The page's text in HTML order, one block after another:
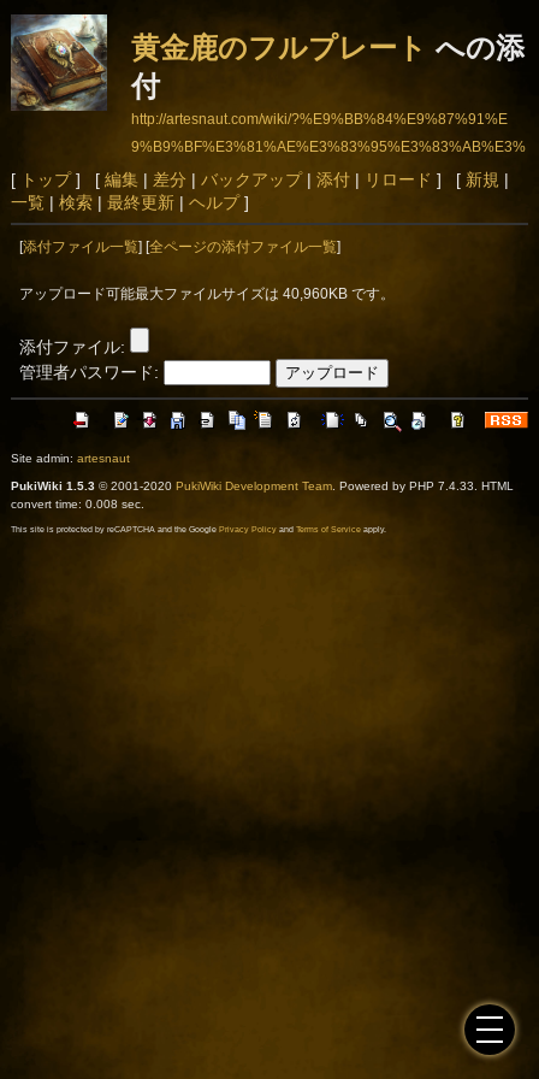
黄金鹿のフルプレート への添
付
http://artesnaut.com/wiki/?%E9%BB%84%E9%87%91%E
9%B9%BF%E3%81%AE%E3%83%95%E3%83%AB%E3%
83%97%E3%83%AC%E3%83%BC%E3%83%88
[ トップ] [ 編集| 差分 | バックアップ| 添付| リロード ] [ 新規 |
一覧| 検索| 最終更新| ヘルプ]
[添付ファイル一覧 ] [全ページの添付ファイル一覧
アップロード可能最大ファイルサイズは 40,960KB です。
添付ファイル:
管理者パスワード:
Site admin: artesnaut
PukiWiki 1.5.3© 2001-2020 PukiWiki Development Team. Powered by PHP 7.4.33. HTML
convert time: 0.008 sec.
This site is protected by reCAPTCHA and the Google Privacy Policyand Terms of Serviceapply.